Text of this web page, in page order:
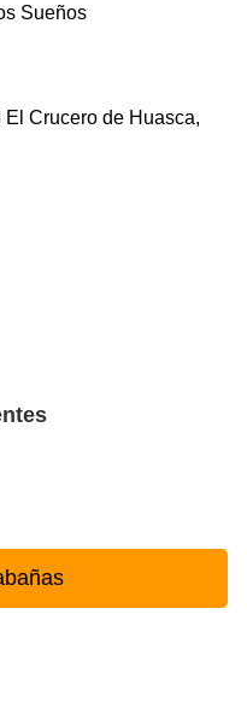
Sueños
Crucero de Huasca,